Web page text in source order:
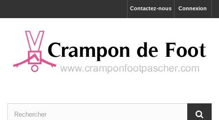
Connexion
Contactez-nous